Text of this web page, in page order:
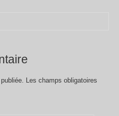
Les champs obligatoires